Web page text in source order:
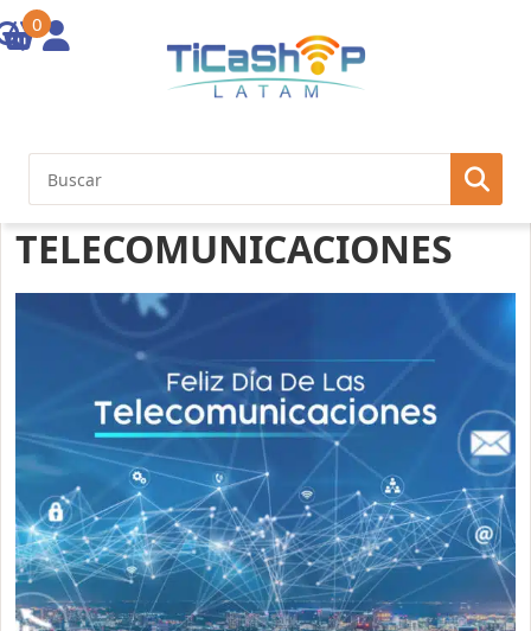
0
DÍA MUNDIAL DE LAS
TELECOMUNICACIONES